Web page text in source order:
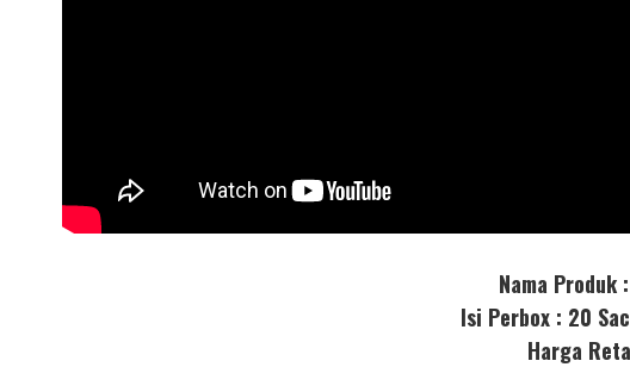
Nama Produk
Isi Perbox : 20
Harga